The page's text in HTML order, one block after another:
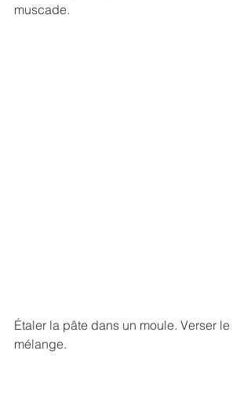
muscade.
Étaler la pâte dans un moule. Verser le
mélange.